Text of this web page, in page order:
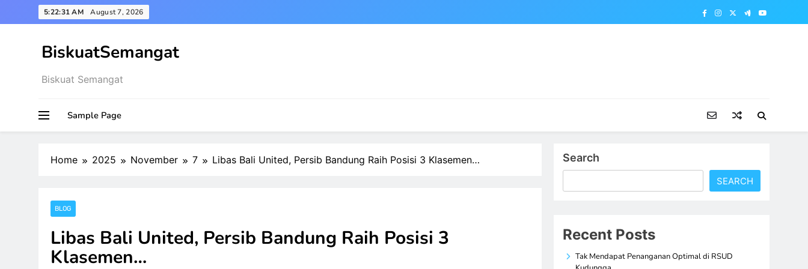
to
5:22:32 AM August 7, 2026
BiskuatSemangat
Biskuat Semangat
Sample Page
Home 2025 November 7 Libas Bali United, Persib Bandung Raih Posisi 3 Klasemen…
BLOG
Libas Bali United, Persib Bandung Raih Posisi 3
Klasemen…
Search
SEARCH
Recent Posts
Tak Mendapat Penanganan Optimal di RSUD